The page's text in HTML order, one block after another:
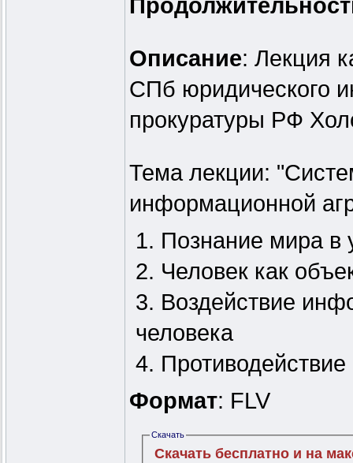
Описание: Лекция
СПб юридического
прокуратуры РФ
Тема лекции:
информационной
1. Познание мира в
2. Человек как
3. Воздействие
человека
4.
Формат: FLV
Скачать
Скачать бесплатно и на